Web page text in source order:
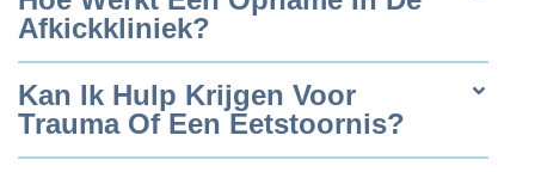
Afkickkliniek?
Kan Ik Hulp Krijgen Voor
Trauma Of Een Eetstoornis?